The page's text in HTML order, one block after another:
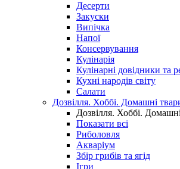
Десерти
Закуски
Випічка
Напої
Консервування
Кулінарія
Кулінарні довідники та
Кухні народів світу
Салати
Дозвілля. Хоббі. Домашні
Дозвілля. Хоббі.
Показати всі
Риболовля
Акваріум
Збір грибів та ягід
Ігри